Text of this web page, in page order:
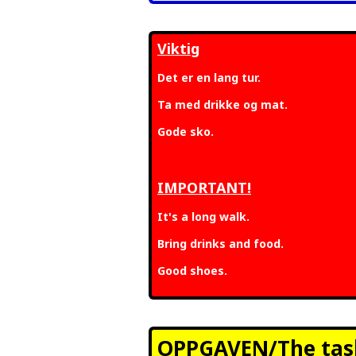
Viktig
Det er en lang tur.
Ta med drikke og mat.
Gode sko.
IMPORTANT!
It's a long walk.
Bring drinks and food.
Good shoes.
OPPGAVEN/The